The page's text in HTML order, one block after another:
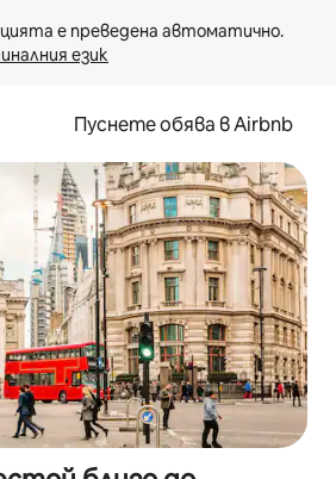
език
Пуснете обява в Airbnb